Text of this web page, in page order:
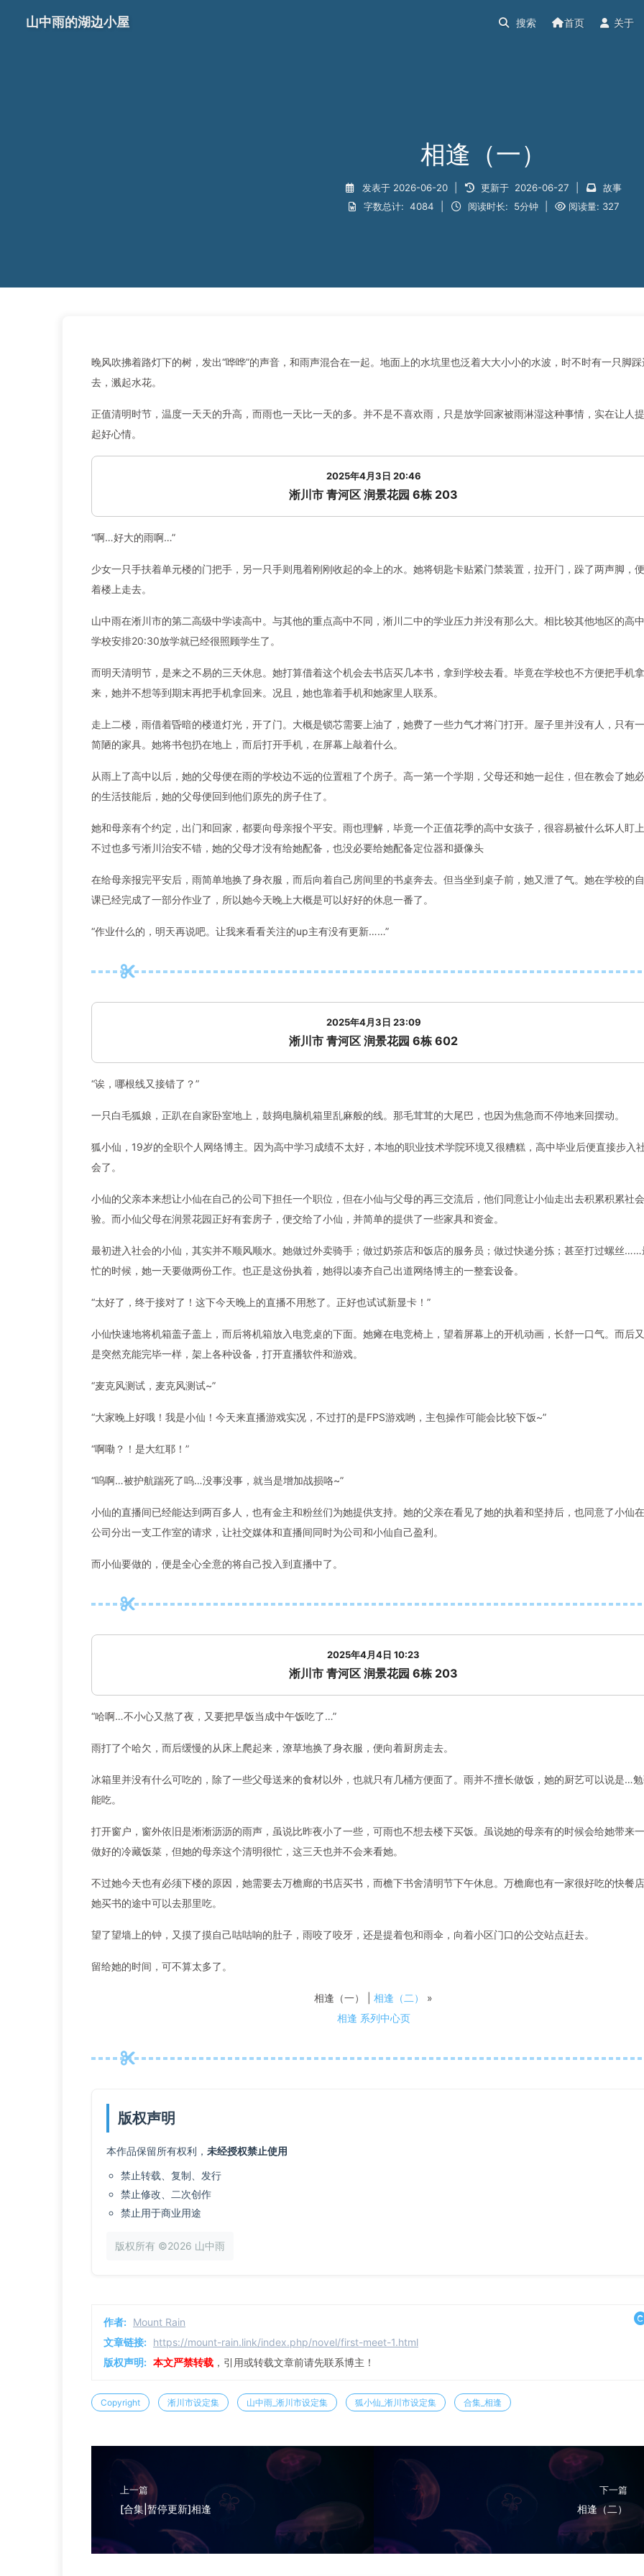
相逢（一）
发表于 2026-06-20 更新于 2026-06-27
故事
字数总计: 4084 阅读时长: 5分钟 阅读量: 327
山中雨的湖边小屋 首页 关于
晚风吹拂着路灯下的树，发出“哗哗”的声音，和雨声混合在一起。地面上的水坑里也泛着大大小小的水波，时不时有一只脚踩
去，溅起水花。
正值清明时节，温度一天天的升高，而雨也一天比一天的多。并不是不喜欢雨，只是放学回家被雨淋湿这种事情，实在让人
起好心情。
2025年4月3日 20:46
淅川市 青河区 润景花园 6栋 203
“啊…好大的雨啊…”
少女一只手扶着单元楼的门把手，另一只手则甩着刚刚收起的伞上的水。她将钥匙卡贴紧门禁装置，拉开门，跺了两声脚，
着楼上走去。
山中雨在淅川市的第二高级中学读高中。与其他的重点高中不同，淅川二中的学业压力并没有那么大。相比较其他地区的高中
学校安排20:30放学就已经很照顾学生了。
而明天清明节，是来之不易的三天休息。她打算借着这个机会去书店买几本书，拿到学校去看。毕竟在学校也不方便把手机
来，她并不想等到期末再把手机拿回来。况且，她也靠着手机和她家里人联系。
走上二楼，雨借着昏暗的楼道灯光，开了门。大概是锁芯需要上油了，她费了一些力气才将门打开。屋子里并没有人，只有
简陋的家具。她将书包扔在地上，而后打开手机，在屏幕上敲着什么。
从雨上了高中以后，她的父母便在雨的学校边不远的位置租了个房子。高一第一个学期，父母还和她一起住，但在教会了她
的生活技能后，她的父母便回到他们原先的房子住了。
她和母亲有个约定，出门和回家，都要向母亲报个平安。雨也理解，毕竟一个正值花季的高中女孩子，很容易被什么坏人盯上
不过也多亏淅川治安不错，她的父母才没有给她配备，也没必要给她配备定位器和摄像头
在给母亲报完平安后，雨简单地换了身衣服，而后向着自己房间里的书桌奔去。但当坐到桌子前，她又泄了气。她在学校的
课已经完成了一部分作业了，所以她今天晚上大概是可以好好的休息一番了。
“作业什么的，明天再说吧。让我来看看关注的up主有没有更新……”
2025年4月3日 23:09
淅川市 青河区 润景花园 6栋 602
“诶，哪根线又接错了？”
一只白毛狐娘，正趴在自家卧室地上，鼓捣电脑机箱里乱麻般的线。那毛茸茸的大尾巴，也因为焦急而不停地来回摆动。
狐小仙，19岁的全职个人网络博主。因为高中学习成绩不太好，本地的职业技术学院环境又很糟糕，高中毕业后便直接步入
会了。
小仙的父亲本来想让小仙在自己的公司下担任一个职位，但在小仙与父母的再三交流后，他们同意让小仙走出去积累积累社
验。而小仙父母在润景花园正好有套房子，便交给了小仙，并简单的提供了一些家具和资金。
最初进入社会的小仙，其实并不顺风顺水。她做过外卖骑手；做过奶茶店和饭店的服务员；做过快递分拣；甚至打过螺丝……
忙的时候，她一天要做两份工作。也正是这份执着，她得以凑齐自己出道网络博主的一整套设备。
“太好了，终于接对了！这下今天晚上的直播不用愁了。正好也试试新显卡！”
小仙快速地将机箱盖子盖上，而后将机箱放入电竞桌的下面。她瘫在电竞椅上，望着屏幕上的开机动画，长舒一口气。而后
是突然充能完毕一样，架上各种设备，打开直播软件和游戏。
“麦克风测试，麦克风测试~”
“大家晚上好哦！我是小仙！今天来直播游戏实况，不过打的是FPS游戏哟，主包操作可能会比较下饭~”
“啊嘞？！是大红耶！”
“呜啊…被护航踹死了呜…没事没事，就当是增加战损咯~”
小仙的直播间已经能达到两百多人，也有金主和粉丝们为她提供支持。她的父亲在看见了她的执着和坚持后，也同意了小仙
公司分出一支工作室的请求，让社交媒体和直播间同时为公司和小仙自己盈利。
而小仙要做的，便是全心全意的将自己投入到直播中了。
2025年4月4日 10:23
淅川市 青河区 润景花园 6栋 203
“哈啊…不小心又熬了夜，又要把早饭当成中午饭吃了…”
雨打了个哈欠，而后缓慢的从床上爬起来，潦草地换了身衣服，便向着厨房走去。
冰箱里并没有什么可吃的，除了一些父母送来的食材以外，也就只有几桶方便面了。雨并不擅长做饭，她的厨艺可以说是…
能吃。
打开窗户，窗外依旧是淅淅沥沥的雨声，虽说比昨夜小了一些，可雨也不想去楼下买饭。虽说她的母亲有的时候会给她带来
做好的冷藏饭菜，但她的母亲这个清明很忙，这三天也并不会来看她。
不过她今天也有必须下楼的原因，她需要去万檐廊的书店买书，而檐下书舍清明节下午休息。万檐廊也有一家很好吃的快餐店
她买书的途中可以去那里吃。
望了望墙上的钟，又摸了摸自己咕咕响的肚子，雨咬了咬牙，还是提着包和雨伞，向着小区门口的公交站点赶去。
留给她的时间，可不算太多了。
相逢（一） |相逢（二）
»
相逢 系列中心页
版权声明
本作品保留所有权利， 未经授权禁止使用
禁止转载、复制、发行
禁止修改、二次创作
禁止用于商业用途
版权所有 ©2026 山中雨
作者: Mount Rain
文章链接: https://mount-rain.link/index.php/novel/first-meet-1.html
版权声明: 本文严禁转载 ，引用或转载文章前请先联系博主！
Copyright 淅川市设定集 山中雨_淅川市设定集 狐小仙_淅川市设定集 合集_相逢
上一篇
[合集|暂停更新]相逢
下一篇
相逢（二）